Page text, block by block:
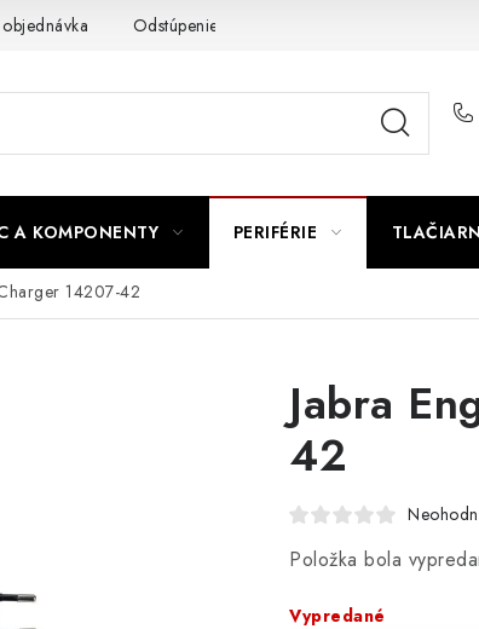
Odstúpenie od zmluvy
A KOMPONENTY PERIFÉRIE
14207-42
Jabra
42
Položka bola
Vypredané